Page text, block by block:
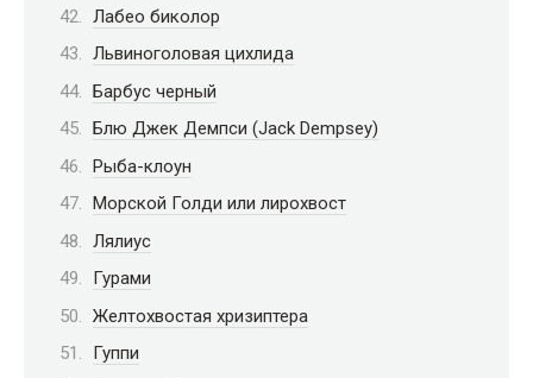
Лабео биколор
Львиноголовая цихлида
Барбус черный
Блю Джек Демпси (Jack Dempsey)
Рыба-клоун
Морской Голди или лирохвост
Лялиус
Гурами
Желтохвостая хризиптера
Гуппи